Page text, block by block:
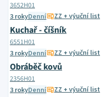
3652H01
3 rokyDenní ZZ + výuční list
Kuchař - číšník
6551H01
3 rokyDenní ZZ + výuční list
Obráběč kovů
2356H01
3 rokyDenní ZZ + výuční list